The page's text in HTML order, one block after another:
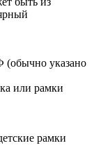
(обычно указано
или рамки
рамки